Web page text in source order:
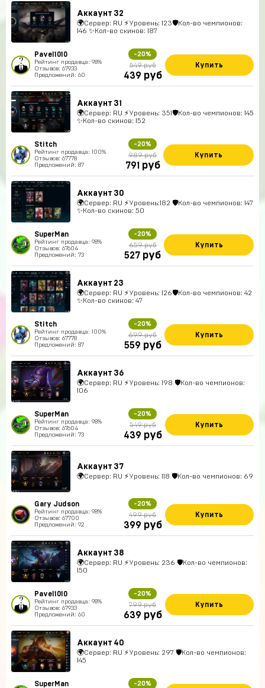
Аккаунт 32
🌍Сервер: RU ⚡Уровень: 123🛡Кол-во чемпионов:
146 ✨Кол-во скинов: 187
Pavel1010
Рейтинг продавца: 98%
Отзывов: 67933
Предложений: 60
-20%
549 руб
439 руб
Купить
Аккаунт 31
🌍Сервер: RU ⚡Уровень: 351🛡Кол-во чемпионов: 145
✨Кол-во скинов: 152
Stitch
Рейтинг продавца: 100%
Отзывов: 67778
Предложений: 87
-20%
989 руб
791 руб
Купить
Аккаунт 30
🌍Сервер: RU ⚡Уровень:182 🛡Кол-во чемпионов: 147
✨Кол-во скинов: 50
SuperMan
Рейтинг продавца: 98%
Отзывов: 67604
Предложений: 73
-20%
659 руб
527 руб
Купить
Аккаунт 23
🌍Сервер: RU ⚡Уровень: 126🛡Кол-во чемпионов: 42
✨Кол-во скинов: 47
Stitch
Рейтинг продавца: 100%
Отзывов: 67778
Предложений: 87
-20%
699 руб
559 руб
Купить
Аккаунт 36
🌍Сервер: RU ⚡Уровень: 198 🛡Кол-во чемпионов:
106
SuperMan
Рейтинг продавца: 98%
Отзывов: 67604
Предложений: 73
-20%
549 руб
439 руб
Купить
Аккаунт 37
🌍Сервер: RU ⚡Уровень: 118 🛡Кол-во чемпионов: 69
Gary Judson
Рейтинг продавца: 98%
Отзывов: 67700
Предложений: 92
-20%
499 руб
399 руб
Купить
Аккаунт 38
🌍Сервер: RU ⚡Уровень: 236 🛡Кол-во чемпионов:
150
Pavel1010
Рейтинг продавца: 98%
Отзывов: 67933
Предложений: 60
-20%
799 руб
639 руб
Купить
Аккаунт 40
🌍Сервер: RU ⚡Уровень: 297 🛡Кол-во чемпионов:
145
SuperMan -20%